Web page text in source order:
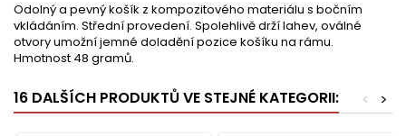
Odolný a pevný košík z kompozitového materiálu s bočním
vkládáním. Střední provedení. Spolehlivě drží lahev, oválné
otvory umožní jemné doladění pozice košíku na rámu.
Hmotnost 48 gramů.
16 DALŠÍCH PRODUKTŮ VE STEJNÉ KATEGORII: >
<